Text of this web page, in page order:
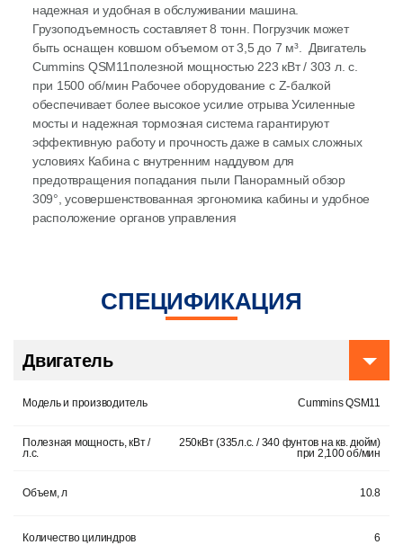
надежная и удобная в обслуживании машина.
Грузоподъемность составляет 8 тонн. Погрузчик может
быть оснащен ковшом объемом от 3,5 до 7 м³. Двигатель
Cummins QSM11полезной мощностью 223 кВт / 303 л. с.
при 1500 об/мин Рабочее оборудование с Z-балкой
обеспечивает более высокое усилие отрыва Усиленные
мосты и надежная тормозная система гарантируют
эффективную работу и прочность даже в самых сложных
условиях Кабина с внутренним наддувом для
предотвращения попадания пыли Панорамный обзор
309°, усовершенствованная эргономика кабины и удобное
расположение органов управления
СПЕЦИФИКАЦИЯ
Двигатель
Модель и производитель Cummins QSM11
Полезная мощность, кВт /
л.с.
250кВт (335л.с. / 340 фунтов на кв. дюйм)
при 2,100 об/мин
Объем, л 10.8
Количество цилиндров 6